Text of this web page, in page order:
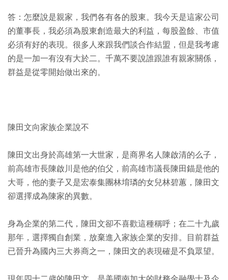
答：怎麼說是親家，我們各有各的股東。我今天是這家公司
的董事長，我必須為股東創造最大的利益，每股盈餘、市值
必須有好的表現。很多人來跟我們談合作結盟，但是我考慮
的是一加一有沒有大於二。千萬不要說誰跟誰有親家關係，
群益是從零開始做出來的。
陳田文向家族企業說不
陳田文出身於高雄第一大世家，是商界名人陳啟清的么子，
前高雄市長陳啟川是他的伯父，前高雄市議長陳田錨是他的
大哥，他的妻子又是宏泰集團林堉璘的女兒林碧蕙，陳田文
卻選擇成為陳家的異數。
身為企業的第二代，陳田文卻不喜歡這種稱呼；在二十九歲
那年，選擇獨自創業，放棄進入家族企業的安排。目前群益
已晉升為國內三大券商之一，陳田文的表現確是不負眾望。